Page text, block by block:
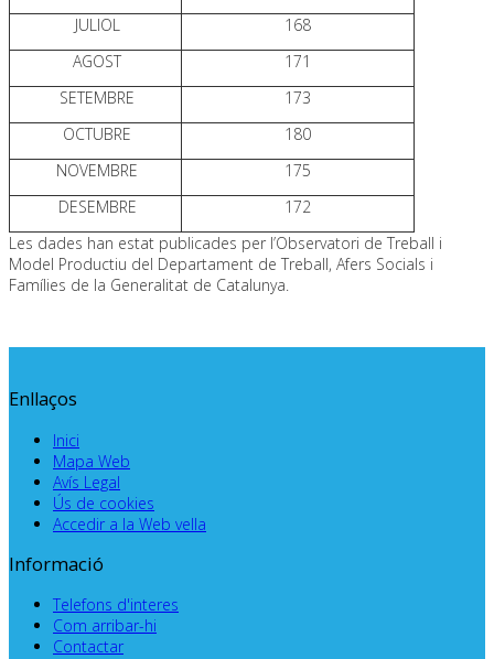
JULIOL
168
AGOST
171
SETEMBRE
173
OCTUBRE
180
NOVEMBRE
175
DESEMBRE
172
Les dades han estat publicades per l’Observatori de Treball i
Model Productiu del Departament de Treball, Afers Socials i
Famílies de la Generalitat de Catalunya.
Enllaços
Inici
Mapa Web
Avís Legal
Ús de cookies
Accedir a la Web vella
Informació
Telefons d'interes
Com arribar-hi
Contactar